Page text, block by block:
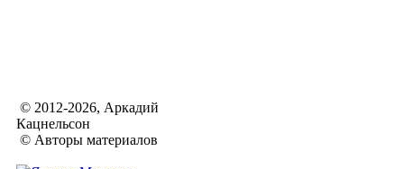
© 2012-2026, Аркадий
Кацнельсон
© Авторы материалов